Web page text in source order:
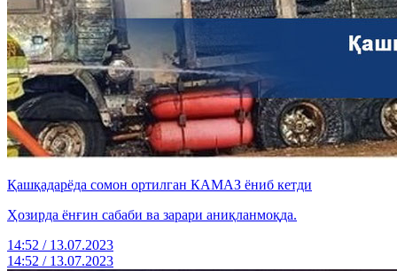
Қашқадарёда сомон ортилган КАМАЗ ёниб кетди
Ҳозирда ёнғин сабаби ва зарари аниқланмоқда.
14:52 / 13.07.2023
14:52 / 13.07.2023